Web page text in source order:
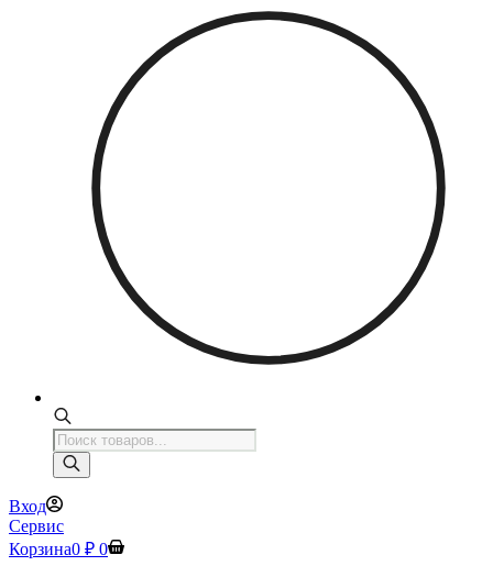
Поиск
товаров
Вход
Сервис
Корзина0 ₽ 0